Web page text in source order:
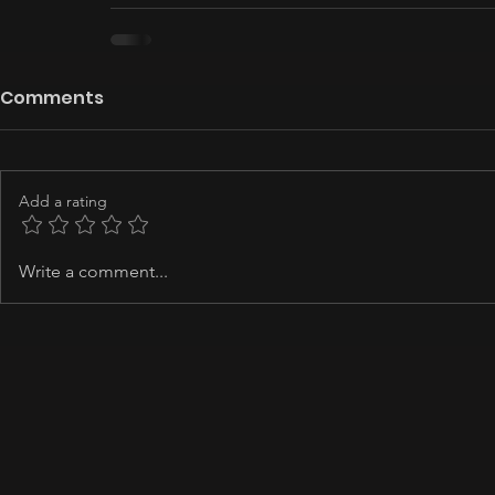
Comments
Add a rating
Write a comment...